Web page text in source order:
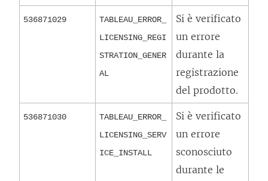
536871029
TABLEAU_ERROR_
LICENSING_REGI
STRATION_GENER
AL
Si è verificato
un errore
durante la
registrazione
del prodotto.
536871030
TABLEAU_ERROR_
LICENSING_SERV
ICE_INSTALL
Si è verificato
un errore
sconosciuto
durante le